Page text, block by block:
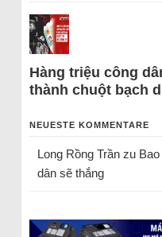
Hàng triệu công
thành chuột bạch
NEUESTE KOMMENTARE
Long Rồng Trầnzu
dân sẽ thắng